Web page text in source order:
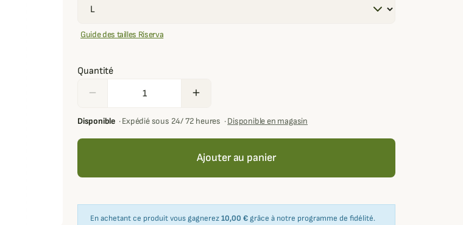
Guide des tailles Riserva
Quantité
remove add
Disponible ·Expédié sous 24/ 72 heures ·Disponible en magasin
Ajouter au panier
En achetant ce produit vous gagnerez10,00 € grâce à notre programme de fidélité.